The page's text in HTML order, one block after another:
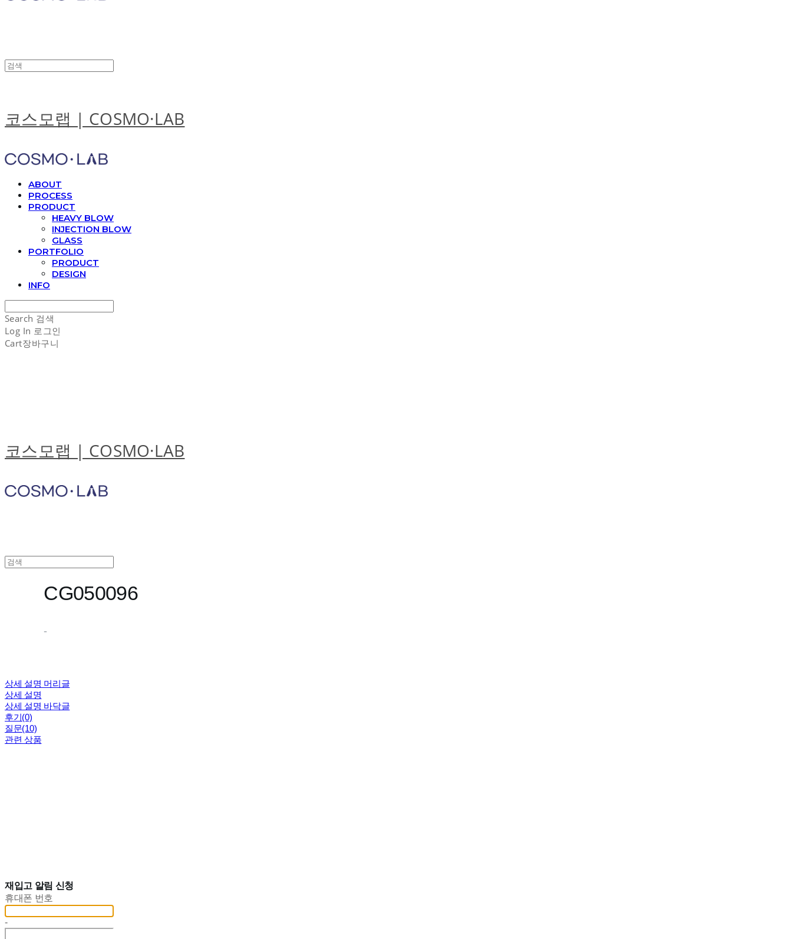
코스모랩 | COSMO·LAB
ABOUT
PROCESS
PRODUCT
HEAVY BLOW
INJECTION BLOW
GLASS
PORTFOLIO
PRODUCT
DESIGN
INFO
Search 검색
Log In 로그인
Cart장바구니
코스모랩 | COSMO·LAB
CG050096
-
상세 설명 머리글
상세 설명
상세 설명 바닥글
후기(0)
질문(10)
관련 상품
재입고 알림 신청
휴대폰 번호
-